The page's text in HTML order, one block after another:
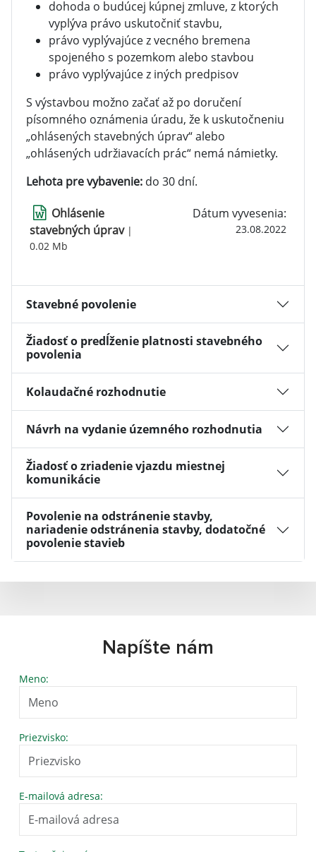
dohoda o budúcej kúpnej zmluve, z ktorých
vyplýva právo uskutočniť stavbu,
právo vyplývajúce z vecného bremena
spojeného s pozemkom alebo stavbou
právo vyplývajúce z iných predpisov
S výstavbou možno začať až po doručení
písomného oznámenia úradu, že k uskutočneniu
„ohlásených stavebných úprav“ alebo
„ohlásených udržiavacích prác“ nemá námietky.
Lehota pre vybavenie: do 30 dní.
Ohlásenie
stavebných úprav|
0.02 Mb
Dátum vyvesenia:
23.08.2022
Stavebné povolenie
Žiadosť o predĺženie platnosti stavebného
povolenia
Kolaudačné rozhodnutie
Návrh na vydanie územného rozhodnutia
Žiadosť o zriadenie vjazdu miestnej
komunikácie
Povolenie na odstránenie stavby,
nariadenie odstránenia stavby, dodatočné
povolenie stavieb
Napíšte nám
Meno:
Priezvisko:
E-mailová adresa: